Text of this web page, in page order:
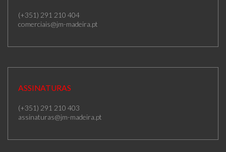
(+351) 291 210 404
comerciais@jm-madeira.pt
ASSINATURAS
(+351) 291 210 403
assinaturas@jm-madeira.pt